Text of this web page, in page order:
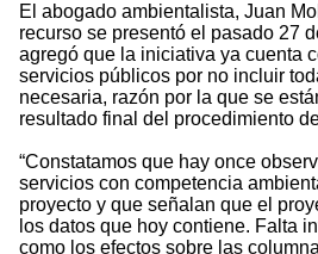
El abogado ambientalista, Juan
recurso se presentó el pasado 27
agregó que la iniciativa ya cuenta
servicios públicos por no incluir
necesaria, razón por la que se
resultado final del procedimiento
“Constatamos que hay once
servicios con competencia
proyecto y que señalan que el
los datos que hoy contiene. Falta
como los efectos sobre las